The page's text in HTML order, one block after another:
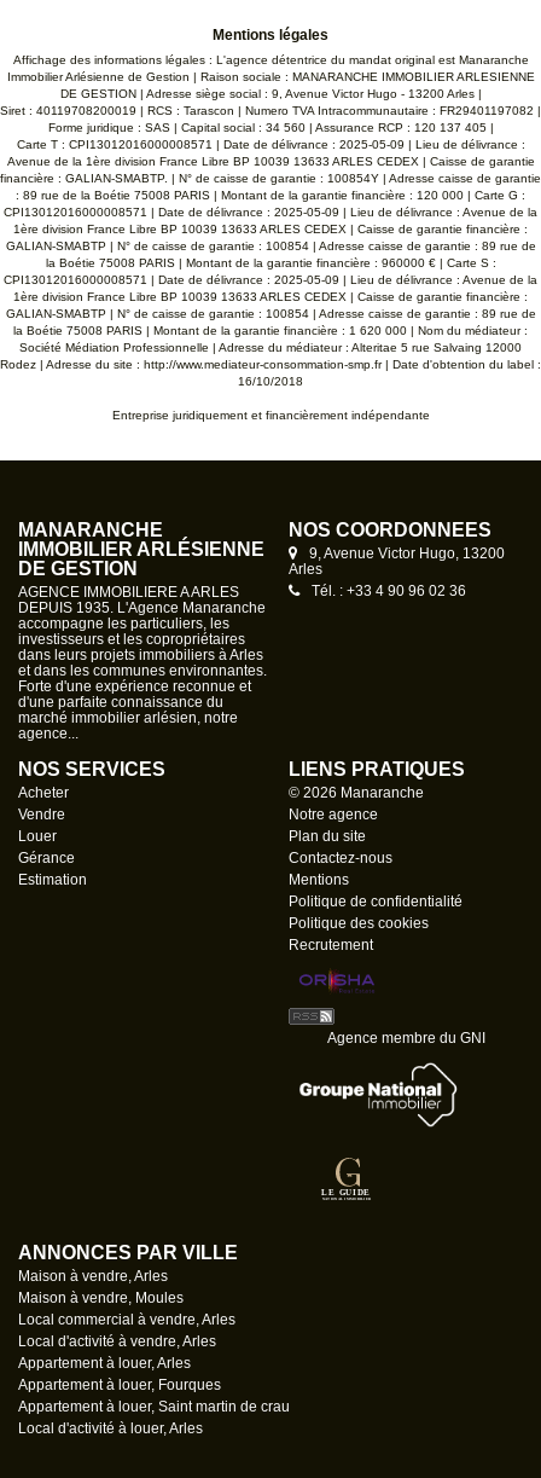
Mentions légales
Affichage des informations légales : L'agence détentrice du mandat original est Manaranche
Immobilier Arlésienne de Gestion | Raison sociale : MANARANCHE IMMOBILIER ARLESIENNE
DE GESTION | Adresse siège social : 9, Avenue Victor Hugo - 13200 Arles |
Siret : 40119708200019 | RCS : Tarascon | Numero TVA Intracommunautaire : FR29401197082 |
Forme juridique : SAS | Capital social : 34 560 | Assurance RCP : 120 137 405 |
Carte T : CPI13012016000008571 | Date de délivrance : 2025-05-09 | Lieu de délivrance :
Avenue de la 1ère division France Libre BP 10039 13633 ARLES CEDEX | Caisse de garantie
financière : GALIAN-SMABTP. | N° de caisse de garantie : 100854Y | Adresse caisse de garantie
: 89 rue de la Boétie 75008 PARIS | Montant de la garantie financière : 120 000 | Carte G :
CPI13012016000008571 | Date de délivrance : 2025-05-09 | Lieu de délivrance : Avenue de la
1ère division France Libre BP 10039 13633 ARLES CEDEX | Caisse de garantie financière :
GALIAN-SMABTP | N° de caisse de garantie : 100854 | Adresse caisse de garantie : 89 rue de
la Boétie 75008 PARIS | Montant de la garantie financière : 960000 € | Carte S :
CPI13012016000008571 | Date de délivrance : 2025-05-09 | Lieu de délivrance : Avenue de la
1ère division France Libre BP 10039 13633 ARLES CEDEX | Caisse de garantie financière :
GALIAN-SMABTP | N° de caisse de garantie : 100854 | Adresse caisse de garantie : 89 rue de
la Boétie 75008 PARIS | Montant de la garantie financière : 1 620 000 | Nom du médiateur :
Société Médiation Professionnelle | Adresse du médiateur : Alteritae 5 rue Salvaing 12000
Rodez | Adresse du site : http://www.mediateur-consommation-smp.fr| Date d'obtention du label :
16/10/2018
Entreprise juridiquement et financièrement indépendante
MANARANCHE
IMMOBILIER ARLÉSIENNE
DE GESTION
AGENCE IMMOBILIERE A ARLES
DEPUIS 1935. L'Agence Manaranche
accompagne les particuliers, les
investisseurs et les copropriétaires
dans leurs projets immobiliers à Arles
et dans les communes environnantes.
Forte d'une expérience reconnue et
d'une parfaite connaissance du
marché immobilier arlésien, notre
agence...
NOS COORDONNÉES
9, Avenue Victor Hugo, 13200
Arles
Tél. : +33 4 90 96 02 36
NOS SERVICES
Acheter
Vendre
Louer
Gérance
Estimation
LIENS PRATIQUES
© 2026 Manaranche
Notre agence
Plan du site
Contactez-nous
Mentions
Politique de confidentialité
Politique des cookies
Recrutement
Agence membre du GNI
ANNONCES PAR VILLE
Maison à vendre, Arles
Maison à vendre, Moules
Local commercial à vendre, Arles
Local d'activité à vendre, Arles
Appartement à louer, Arles
Appartement à louer, Fourques
Appartement à louer, Saint martin de crau
Local d'activité à louer, Arles